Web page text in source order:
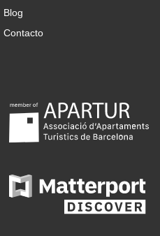
Blog
Contacto